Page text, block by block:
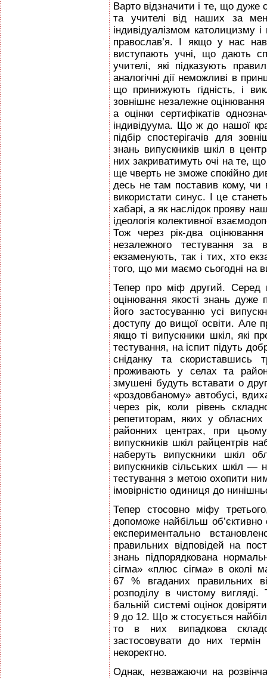
Варто відзначити і те, що дуже
та учителі від наших за
індивідуалізмом католицизму
православ’я. І якщо у нас
виступають учні, що дають
учителі, які підказують
аналогічні дії неможливі в
що принижують гідність, і
зовнішнє незалежне
а оцінки сертифікатів
індивідуума. Що ж до нашої
підбір спостерігачів для
знань випускників шкіл в
них закриватимуть очі на те,
ще чверть не зможе спокійно
десь не там поставив кому, чи
використати синус. І це
хабарі, а як наслідок прояву
ідеологія колективної
Тож через рік-два
незалежного тестування
екзаменують, так і тих, хто
того, що ми маємо сьогодні на
Тепер про міф другий. Серед
оцінювання якості знань
його застосуванню усі
доступу до вищої освіти. Але
якщо ті випускники шкіл, які
тестування, на іспит підуть
сніданку та
проживають у селах та
змушені будуть вставати о
«роздовбаному» автобусі,
через рік, коли рівень
репетиторам, яких у
районних центрах, при
випускників шкіл райцентрів
наберуть випускники шкіл
випускників сільських шкіл —
тестування з метою охопити
імовірністю одиниця до
Тепер стосовно міфу
допоможе найбільш об’єктивно
експериментально
правильних відповідей на
знань підпорядкована
сігма» «плюс сігма» в околі
67 % вгаданих правильних
розподілу в чистому
бальній системі оцінок
9 до 12. Що ж стосується
то в них випадкова
застосовувати до них термін
некоректно.
Однак, незважаючи на